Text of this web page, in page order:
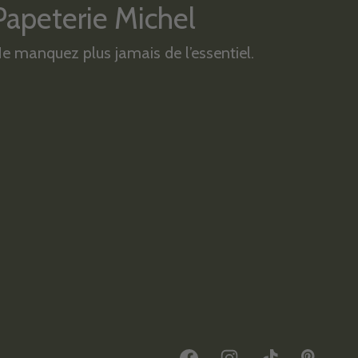
Michel
manquez plus jamais de l’essentiel.